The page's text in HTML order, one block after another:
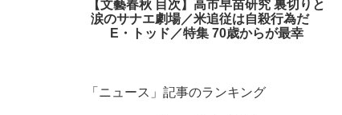
【文藝春秋 目次】高市早苗研究 裏切りと
涙のサナエ劇場／米追従は自殺行為だ
E・トッド／特集 70歳からが最幸
「ニュース」記事のランキング